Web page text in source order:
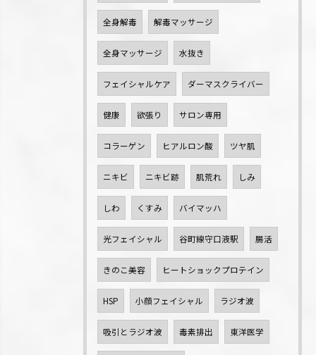
全身解毒 解毒マッサージ
全身マッサージ 水抜き
フェイシャルケア ダーマスクライバー
健康 欲張り サロン専用
コラーゲン ヒアルロン酸 ツヤ肌
ニキビ ニキビ跡 肌荒れ しみ
しわ くすみ バイマッハ
光フェイシャル 谷町線守口液駅 腸活
きのこ美容 ヒートショックプロテイン
HSP 小顔フェイシャル ラジオ波
吸引とラジオ波 毒素排出 東洋医学